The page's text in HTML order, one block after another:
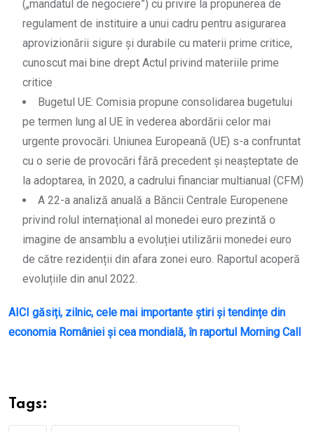
(„mandatul de negociere”) cu privire la propunerea de
regulament de instituire a unui cadru pentru asigurarea
aprovizionării sigure și durabile cu materii prime critice,
cunoscut mai bine drept Actul privind materiile prime
critice
Bugetul UE: Comisia propune consolidarea bugetului
pe termen lung al UE în vederea abordării celor mai
urgente provocări. Uniunea Europeană (UE) s-a confruntat
cu o serie de provocări fără precedent și neașteptate de
la adoptarea, în 2020, a cadrului financiar multianual (CFM)
A 22-a analiză anuală a Băncii Centrale Europenene
privind rolul internațional al monedei euro prezintă o
imagine de ansamblu a evoluției utilizării monedei euro
de către rezidenții din afara zonei euro. Raportul acoperă
evoluțiile din anul 2022.
AICI găsiți, zilnic, cele mai importante știri și tendințe din
economia României și cea mondială, în raportul Morning Call
Tags: